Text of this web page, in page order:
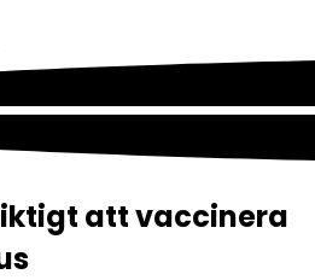
att vaccinera